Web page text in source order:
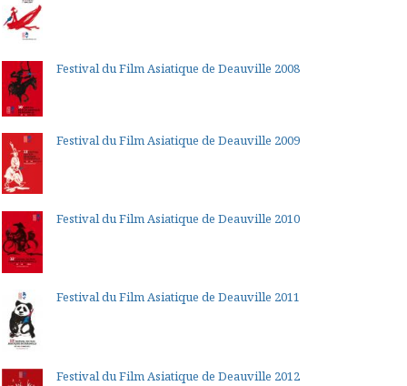
Festival du Film Asiatique de Deauville 2008
Festival du Film Asiatique de Deauville 2009
Festival du Film Asiatique de Deauville 2010
Festival du Film Asiatique de Deauville 2011
Festival du Film Asiatique de Deauville 2012